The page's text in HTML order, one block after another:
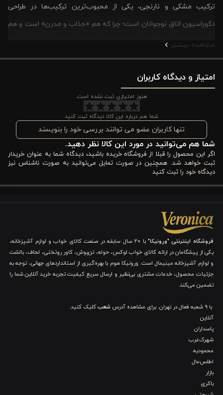
ترکیب مشکی و نارنجی، یکی از محبوب‌ترین ترکیب‌ها در طراحی
دکوراسیون اتاق نوجوانان است؛ چرا که هم «جذاب و مدرن» است و هم
به دلیل تضاد بالا، کثیفی‌های احتمالی را کمتر نشان می‌دهد و دوام
بصری بالایی دارد. رنگ اصلی توپ بسکتبال که به طرح، گرما، هیجان و
حرکت می‌دهد. این رنگ در شب‌رنگ‌های چاپی، نماد جوانی و نشاط
است. رنگ مشکی به عنوان پس‌زمینه، نه تنها باعث می‌شود جزئیات
نارنجی به شدت در فضا بدرخشند (تضاد رنگی بالا)، بلکه به اتاق‌خواب
ابهت و جذابیت مردانه می‌بخشد.
اگر به دنبال تغییری هیجان‌انگیز در اتاق‌خواب هستید، طرح اختصاصی
بسکتبالی (مدل ۲۳) با الهام از فرهنگِ پویای ورزش حرفه‌ای، بهترین
اتاق خواب شما ایجاد می‌کند. این مدل نه تنها یک روتختی، بلکه
بخشی از سبک زندگی فعال و متفاوت شماست.
ویژگی و مزایای ست 3 تکه کاور لحاف پسرانه ورونیکا
مدل 23 اسپرتی
به دنبال یک ست کاور لحاف یک نفره مدرن، باکیفیت و راحت برای اتاق
آرام و لوکس را برای شما به ارمغان می‌آورد. در ادامه با مهم‌ترین
ویژگی‌های این محصول آشنا می‌شوید.
۱. طراحی اسپرتی پرانرژی و مدرن
مشاهده بیشتر
امتیاز و دیدگاه کاربران
هنوز امتیازی ثبت نشده است.
شما هم درباره این کالا دیدگاه ثبت کنید
تنها کاربران عضو می توانند بررسی خود را بنویسند
شما هم می‌توانید در مورد این کالا نظر دهید.
اگر این محصول را قبلا از فروشگاه خریده باشید، دیدگاه شما به عنوان خریدار
ثبت خواهد شد. همچنین در صورت تمایل می‌توانید به صورت ناشناس نیز
دیدگاه خود را ثبت کنید
فروشگاه اینترنتی "ورونیکا"
با ۲۰ سال سابقه در صنعت کالای خواب و لوازم آشپزخانه،
یکی از پیشگامان در ارائه کالای خواب لوکس، حوله، تن‌پوش، کاور روتختی، لحاف، بالشت
و لوازم آشپزخانه مینیمال است. ورونیکا هوم با بهره‌گیری از استانداردهای جهانی، توجه به
جزئیات محصول، خدمات مشتری بی‌نظیر و ارسال سریع کیفیت تجربه خرید آنلاین شما را
تضمین می‌کند.
با 9 شعبه فعال در تهران. برای مشاهده آدرس شعبکلیک کنید.
آنلاین
پاسداران
شهرک‌غرب
محمودیه
اطلس‌مال
بازار
باکری